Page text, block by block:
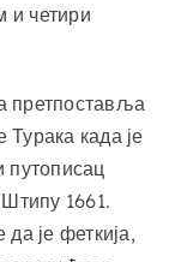
и четири
претпоставља
када је
путописац
1661.
је феткија,